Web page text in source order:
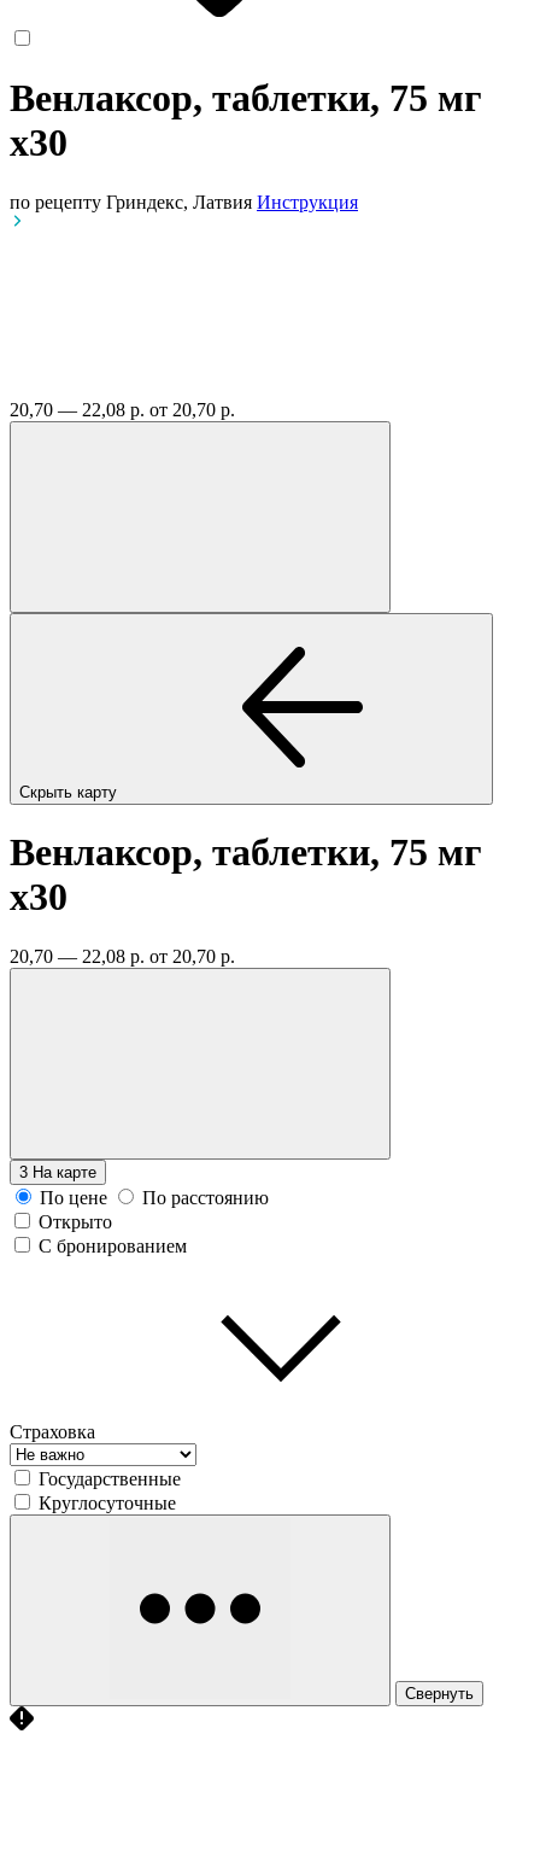
Венлаксор, таблетки, 75 мг
x30
по рецепту Гриндекс, Латвия Инструкция
20,70 — 22,08 р. от 20,70 р.
Скрыть карту
Венлаксор, таблетки, 75 мг
x30
20,70 — 22,08 р. от 20,70 р.
3 На карте
По цене
По расстоянию
Открыто
С бронированием
Страховка
Государственные
Круглосуточные
Свернуть